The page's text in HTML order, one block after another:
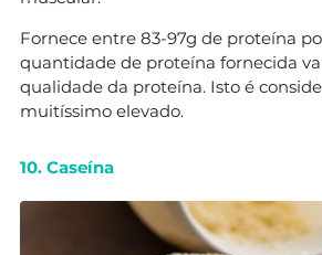
Fornece entre 83-97g de proteína
quantidade de proteína fornecida
qualidade da proteína. Isto é
muitíssimo elevado.
10. Caseína